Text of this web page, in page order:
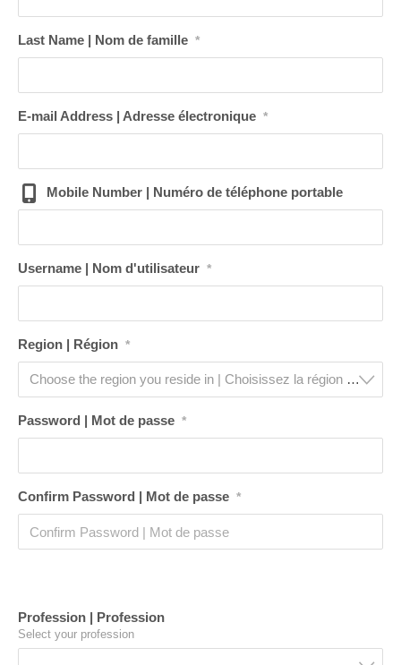
Last Name | Nom de famille *
E-mail Address | Adresse électronique *
Mobile Number | Numéro de téléphone portable
Username | Nom d'utilisateur *
Region | Région *
Choose the region you reside in | Choisissez la région dans laquelle vous résidez
Password | Mot de passe *
Confirm Password | Mot de passe *
Profession | Profession
Select your profession